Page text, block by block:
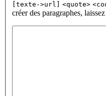
[texte->url]
<quote>
créer des paragraphes,